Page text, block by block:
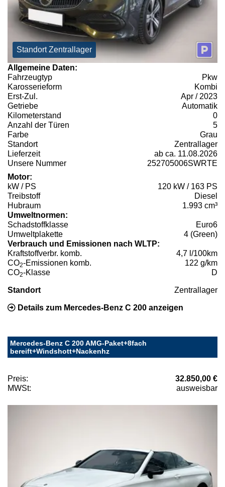
Standort Zentrallager
Allgemeine Daten:
Fahrzeugtyp
Pkw
Karosserieform
Kombi
Erst-Zul.
Apr / 2023
Getriebe
Automatik
Kilometerstand
0
Anzahl der Türen
5
Farbe
Grau
Standort
Zentrallager
Lieferzeit
ab ca. 11.08.2026
Unsere Nummer
252705006SWRTE
Motor:
kW / PS
120 kW / 163 PS
Treibstoff
Diesel
Hubraum
1.993 cm³
Umweltnormen:
Schadstoffklasse
Euro6
Umweltplakette
4 (Green)
Verbrauch und Emissionen nach WLTP:
Kraftstoffverbr. komb.
4,7 l/100km
CO2-Emissionen komb.
122 g/km
CO2-Klasse D
Standort Zentrallager
Details zum Mercedes-Benz C 200 anzeigen
Mercedes-Benz C 200 AMG-Paket+8fach
bereift+Windshott+Nackenhz
Preis:
32.850,00 €
MWSt:
ausweisbar